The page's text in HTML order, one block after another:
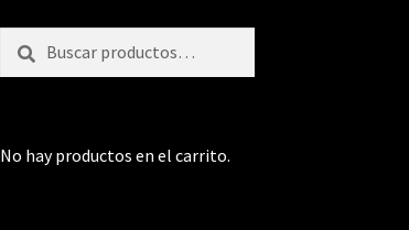
por:
No hay productos en el carrito.